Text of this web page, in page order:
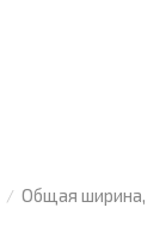
Общая ширина,